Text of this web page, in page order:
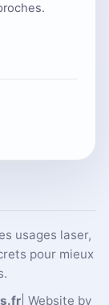
usages laser,
pour mieux
| Website by